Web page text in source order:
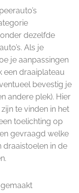
dezelfde
Als je
je aanpassingen
een draaiplateau
bevestig je
andere plek). Hier
te vinden in het
toelichting op
gevraagd welke
draaistoelen in de